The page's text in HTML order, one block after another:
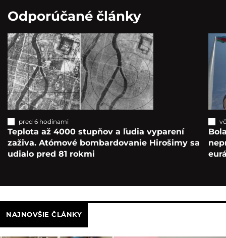
Odporúčané články
pred 6 hodinami
Teplota až 4000 stupňov a ľudia vyparení
zaživa. Atómové bombardovanie Hirošimy sa
udialo pred 81 rokmi
NAJNOVŠIE ČLÁNKY